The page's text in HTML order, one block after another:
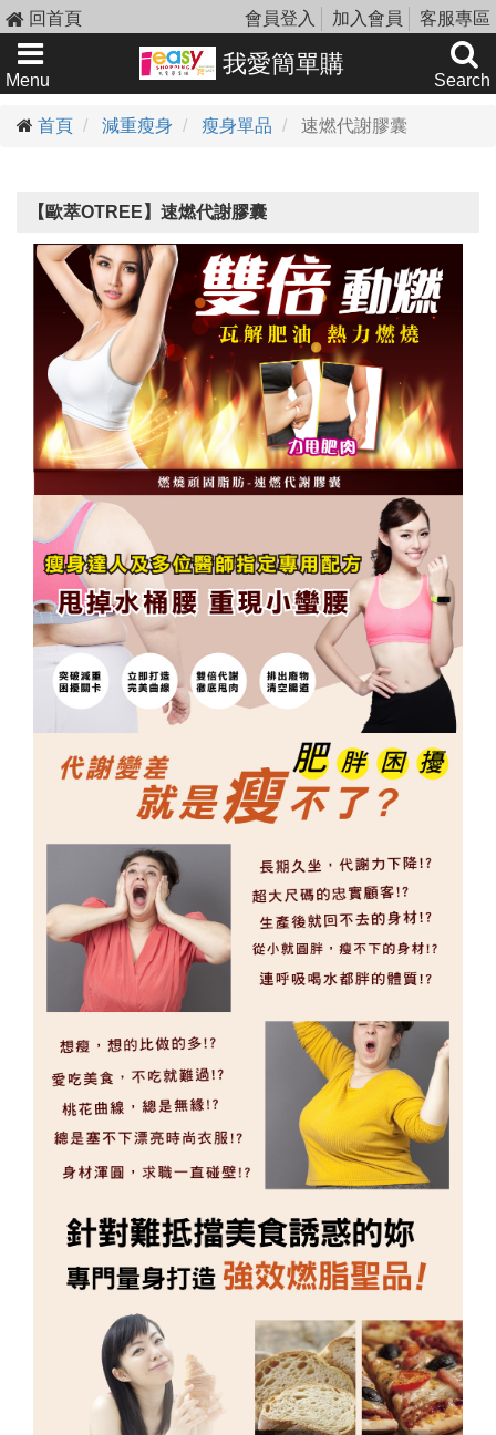
回首頁 會員登入 加入會員 客服專區
Menu
我愛簡單購
Search
首頁 減重瘦身 瘦身單品 速燃代謝膠囊
【歐萃OTREE】速燃代謝膠囊